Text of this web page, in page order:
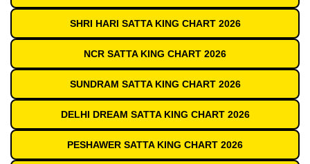
SHRI HARI SATTA KING CHART 2026
NCR SATTA KING CHART 2026
SUNDRAM SATTA KING CHART 2026
DELHI DREAM SATTA KING CHART 2026
PESHAWER SATTA KING CHART 2026